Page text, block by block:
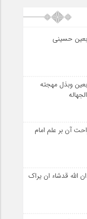
حسینی
وبذل مهجته
آن بر علم امام
قدشاء ان یراک